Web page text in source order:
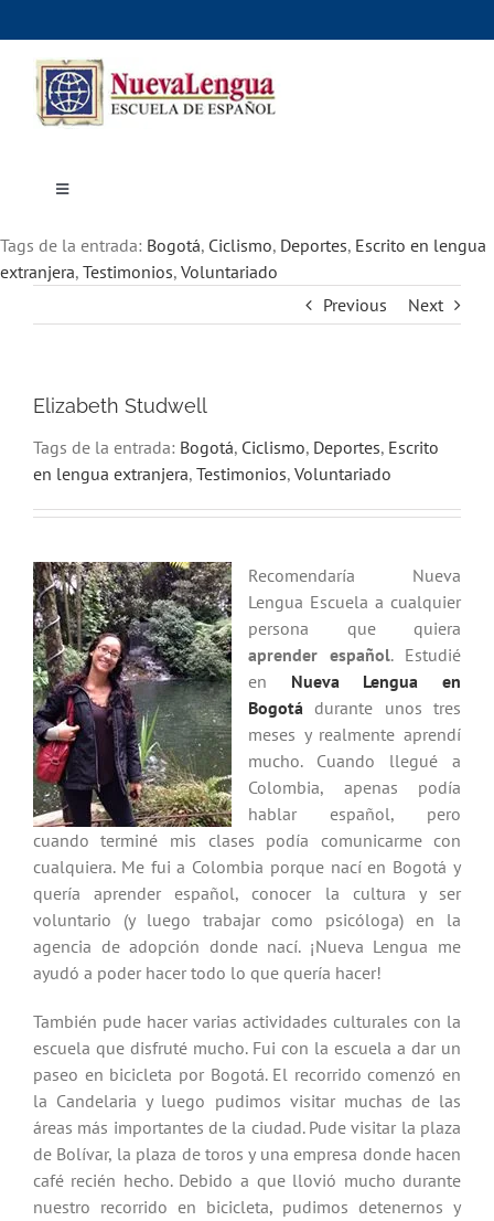
to
content
Toggle
Cursos
Dónde estudiar
Actividades culturales
Tags de la entrada: Bogotá, Ciclismo, Deportes, Escrito en lengua
extranjera, Testimonios, Voluntariado
Previous
Next
Elizabeth Studwell
Tags de la entrada: Bogotá, Ciclismo, Deportes, Escrito
en lengua extranjera, Testimonios, Voluntariado
Recomendaría Nueva
Lengua Escuela a cualquier
persona que quiera
aprender español. Estudié
en Nueva Lengua en
Bogotádurante unos tres
meses y realmente aprendí
mucho. Cuando llegué a
Colombia, apenas podía
hablar español, pero
cuando terminé mis clases podía comunicarme con
cualquiera. Me fui a Colombia porque nací en Bogotá y
quería aprender español, conocer la cultura y ser
voluntario (y luego trabajar como psicóloga) en la
agencia de adopción donde nací. ¡Nueva Lengua me
ayudó a poder hacer todo lo que quería hacer!
También pude hacer varias actividades culturales con la
escuela que disfruté mucho. Fui con la escuela a dar un
paseo en bicicleta por Bogotá. El recorrido comenzó en
la Candelaria y luego pudimos visitar muchas de las
áreas más importantes de la ciudad. Pude visitar la plaza
de Bolívar, la plaza de toros y una empresa donde hacen
café recién hecho. Debido a que llovió mucho durante
nuestro recorrido en bicicleta, pudimos detenernos y